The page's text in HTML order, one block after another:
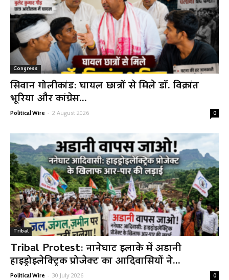
Congress
सिवान गोलीकांड: घायल छात्रों से मिले डॉ. विक्रांत
भूरिया और कांग्रेस...
Political Wire - 2 August 2026 0
Tribal
Tribal Protest: नानेघाट इलाके में अडानी
हाइड्रोइलेक्ट्रिक प्रोजेक्ट का आदिवासियों ने...
Political Wire - 30 July 2026 0